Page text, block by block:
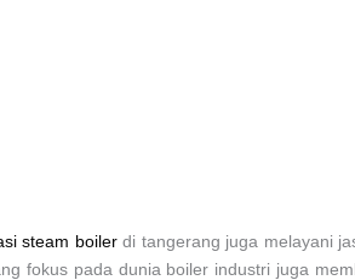
steam boilerdi tangerang juga melayani
fokus pada dunia boiler industri juga